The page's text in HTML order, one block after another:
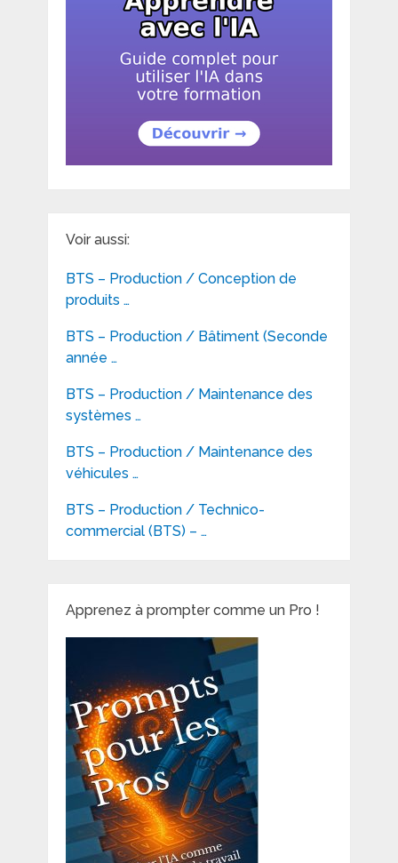
Voir aussi:
BTS – Production / Conception de
produits …
BTS – Production / Bâtiment (Seconde
année …
BTS – Production / Maintenance des
systèmes …
BTS – Production / Maintenance des
véhicules …
BTS – Production / Technico-
commercial (BTS) – …
Apprenez à prompter comme un Pro !